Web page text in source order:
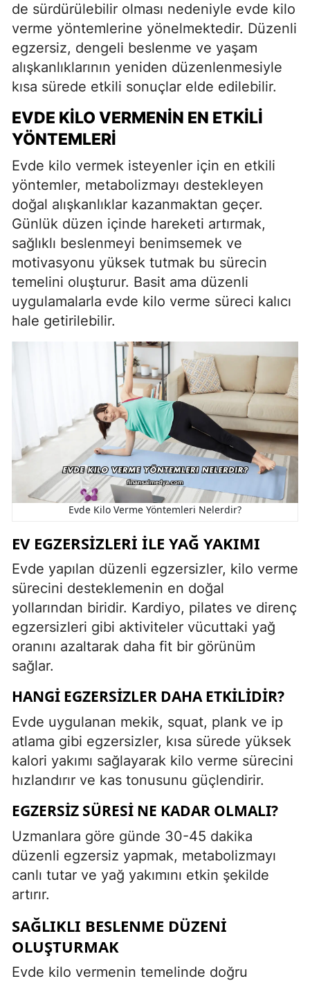
de sürdürülebilir olması nedeniyle evde kilo
verme yöntemlerine yönelmektedir. Düzenli
egzersiz, dengeli beslenme ve yaşam
alışkanlıklarının yeniden düzenlenmesiyle
kısa sürede etkili sonuçlar elde edilebilir.
EVDE KILO VERMENIN EN ETKILI
YÖNTEMLERI
Evde kilo vermek isteyenler için en etkili
yöntemler, metabolizmayı destekleyen
doğal alışkanlıklar kazanmaktan geçer.
Günlük düzen içinde hareketi artırmak,
sağlıklı beslenmeyi benimsemek ve
motivasyonu yüksek tutmak bu sürecin
temelini oluşturur. Basit ama düzenli
uygulamalarla evde kilo verme süreci kalıcı
hale getirilebilir.
Evde Kilo Verme Yöntemleri Nelerdir?
EV EGZERSIZLERI İLE YAĞ YAKIMI
Evde yapılan düzenli egzersizler, kilo verme
sürecini desteklemenin en doğal
yollarından biridir. Kardiyo, pilates ve direnç
egzersizleri gibi aktiviteler vücuttaki yağ
oranını azaltarak daha fit bir görünüm
sağlar.
HANGI EGZERSIZLER DAHA ETKILIDIR?
Evde uygulanan mekik, squat, plank ve ip
atlama gibi egzersizler, kısa sürede yüksek
kalori yakımı sağlayarak kilo verme sürecini
hızlandırır ve kas tonusunu güçlendirir.
EGZERSIZ SÜRESI NE KADAR OLMALI?
Uzmanlara göre günde 30-45 dakika
düzenli egzersiz yapmak, metabolizmayı
canlı tutar ve yağ yakımını etkin şekilde
artırır.
SAĞLIKLI BESLENME DÜZENI
OLUŞTURMAK
Evde kilo vermenin temelinde doğru